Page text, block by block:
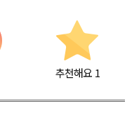
추천해요 1